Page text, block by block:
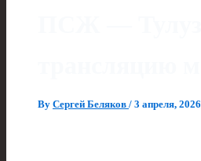
By Сергей Беляков / 3 апреля, 2026